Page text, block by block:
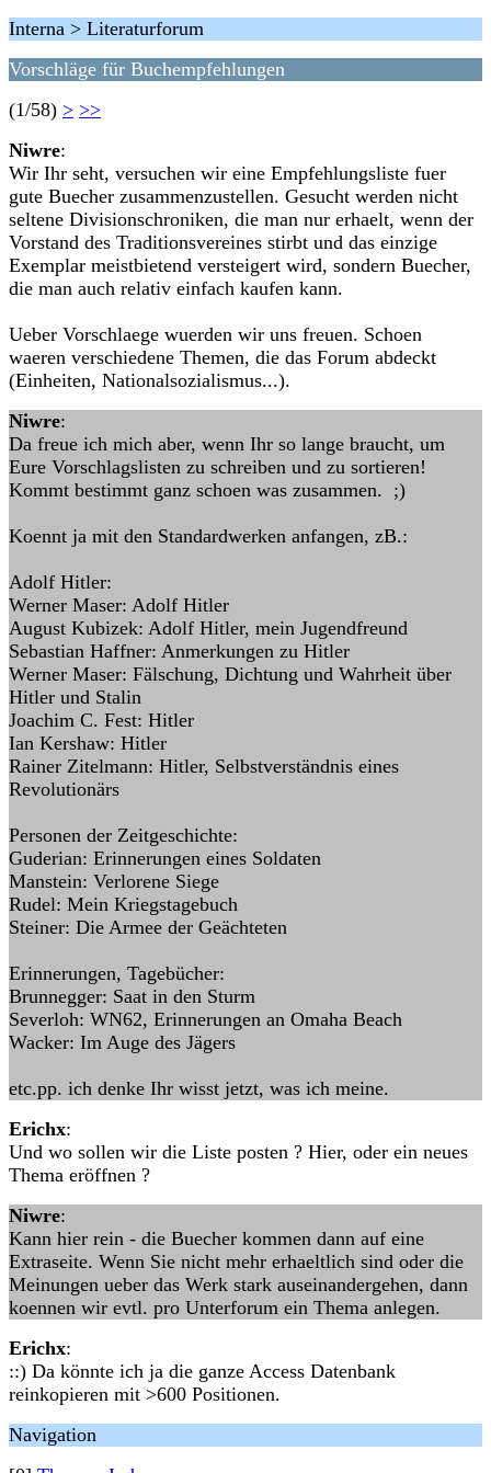
Interna > Literaturforum
Vorschläge für Buchempfehlungen
(1/58) > >>
Niwre:
Wir Ihr seht, versuchen wir eine Empfehlungsliste fuer
gute Buecher zusammenzustellen. Gesucht werden nicht
seltene Divisionschroniken, die man nur erhaelt, wenn der
Vorstand des Traditionsvereines stirbt und das einzige
Exemplar meistbietend versteigert wird, sondern Buecher,
die man auch relativ einfach kaufen kann.
Ueber Vorschlaege wuerden wir uns freuen. Schoen
waeren verschiedene Themen, die das Forum abdeckt
(Einheiten, Nationalsozialismus...).
Niwre:
Da freue ich mich aber, wenn Ihr so lange braucht, um
Eure Vorschlagslisten zu schreiben und zu sortieren!
Kommt bestimmt ganz schoen was zusammen. ;)
Koennt ja mit den Standardwerken anfangen, zB.:
Adolf Hitler:
Werner Maser: Adolf Hitler
August Kubizek: Adolf Hitler, mein Jugendfreund
Sebastian Haffner: Anmerkungen zu Hitler
Werner Maser: Fälschung, Dichtung und Wahrheit über
Hitler und Stalin
Joachim C. Fest: Hitler
Ian Kershaw: Hitler
Rainer Zitelmann: Hitler, Selbstverständnis eines
Revolutionärs
Personen der Zeitgeschichte:
Guderian: Erinnerungen eines Soldaten
Manstein: Verlorene Siege
Rudel: Mein Kriegstagebuch
Steiner: Die Armee der Geächteten
Erinnerungen, Tagebücher:
Brunnegger: Saat in den Sturm
Severloh: WN62, Erinnerungen an Omaha Beach
Wacker: Im Auge des Jägers
etc.pp. ich denke Ihr wisst jetzt, was ich meine.
Erichx:
Und wo sollen wir die Liste posten ? Hier, oder ein neues
Thema eröffnen ?
Niwre:
Kann hier rein - die Buecher kommen dann auf eine
Extraseite. Wenn Sie nicht mehr erhaeltlich sind oder die
Meinungen ueber das Werk stark auseinandergehen, dann
koennen wir evtl. pro Unterforum ein Thema anlegen.
Erichx:
::) Da könnte ich ja die ganze Access Datenbank
reinkopieren mit >600 Positionen.
Navigation